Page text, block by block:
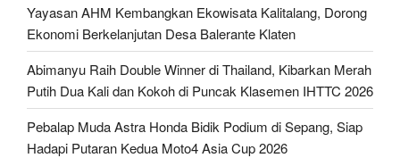
Yayasan AHM Kembangkan Ekowisata Kalitalang, Dorong
Ekonomi Berkelanjutan Desa Balerante Klaten
Abimanyu Raih Double Winner di Thailand, Kibarkan Merah
Putih Dua Kali dan Kokoh di Puncak Klasemen IHTTC 2026
Pebalap Muda Astra Honda Bidik Podium di Sepang, Siap
Hadapi Putaran Kedua Moto4 Asia Cup 2026